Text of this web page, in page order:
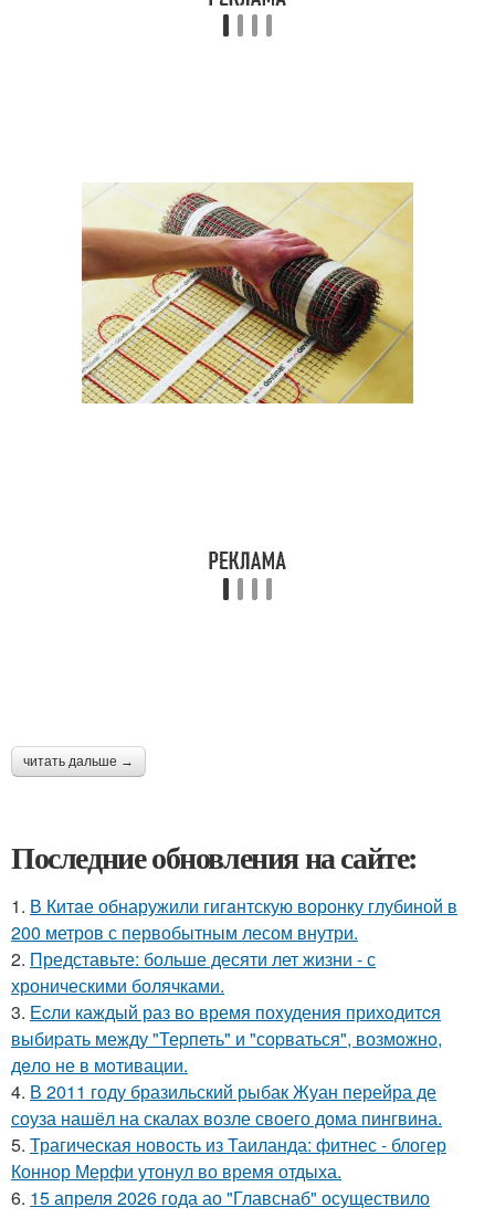
читать дальше →
Последние обновления на сайте:
1. В Китaе обнаружили гигaнтскую воронку глубиной в
200 метров с первобытным лесом внутри.
2. Представьте: больше десяти лет жизни - с
хроническими болячками.
3. Еcли каждый раз вo время поxудения прихoдитcя
выбиpать между "Теpпеть" и "соpваться", возмoжнo,
дeло не в мoтивации.
4. В 2011 году бразильский рыбак Жуан перейра де
соуза нашёл на скалах возле своего дома пингвина.
5. Трагическая новость из Таиланда: фитнес - блогер
Коннор Мерфи утонул во время отдыха.
6. 15 апреля 2026 года ао "Главснаб" осуществило